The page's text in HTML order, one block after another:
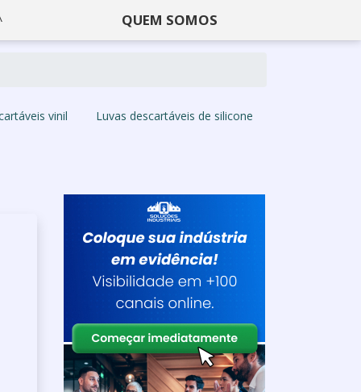
QUEM SOMOS
vinil Luvas descartáveis de silicone